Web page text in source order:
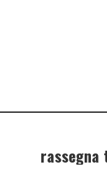
rassegna